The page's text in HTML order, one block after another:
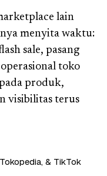
lain
menyita waktu:
sale, pasang
toko
produk,
visibilitas terus
& TikTok